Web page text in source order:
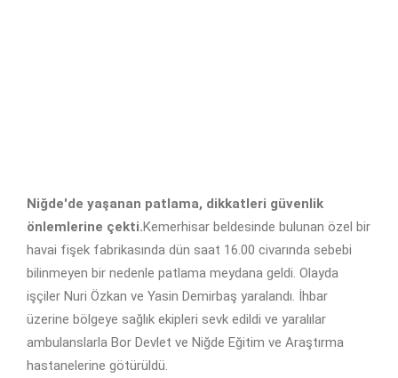
Niğde'de yaşanan patlama, dikkatleri güvenlik
önlemlerine çekti.Kemerhisar beldesinde bulunan özel bir
havai fişek fabrikasında dün saat 16.00 civarında sebebi
bilinmeyen bir nedenle patlama meydana geldi. Olayda
işçiler Nuri Özkan ve Yasin Demirbaş yaralandı. İhbar
üzerine bölgeye sağlık ekipleri sevk edildi ve yaralılar
ambulanslarla Bor Devlet ve Niğde Eğitim ve Araştırma
hastanelerine götürüldü.